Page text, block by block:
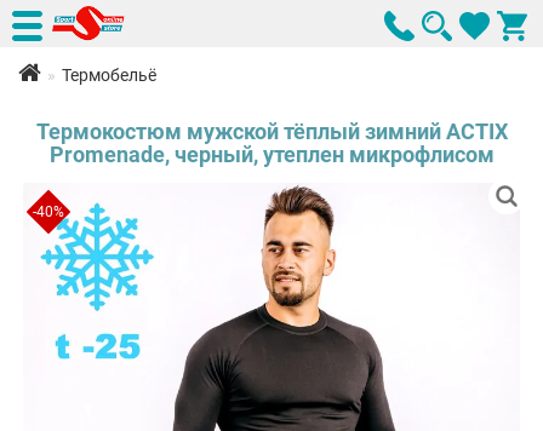
Термобельё
Термокостюм мужской тёплый зимний ACTIX
Promenade, черный, утеплен микрофлисом
-40%